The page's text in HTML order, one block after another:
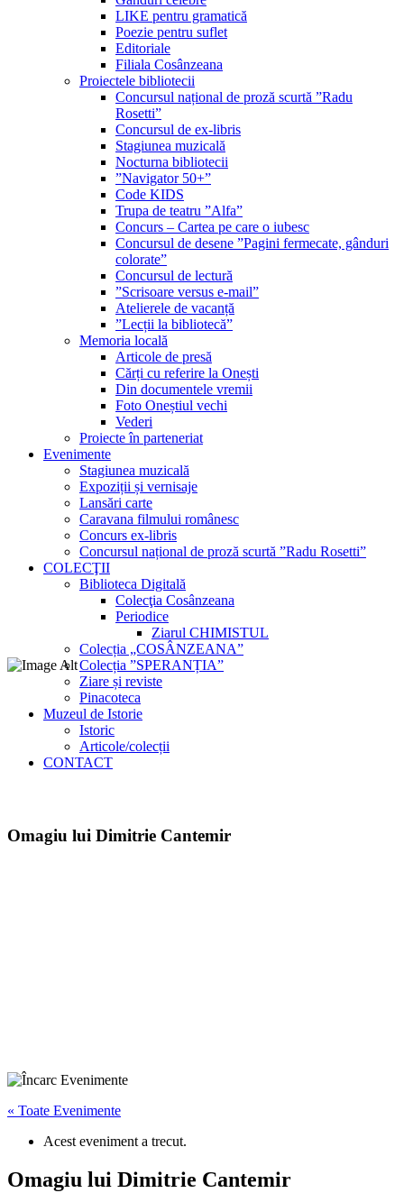
LIKE pentru gramatică
Poezie pentru suflet
Editoriale
Filiala Cosânzeana
Proiectele bibliotecii
Concursul național de proză scurtă ”Radu
Rosetti”
Concursul de ex-libris
Stagiunea muzicală
Nocturna bibliotecii
”Navigator 50+”
Code KIDS
Trupa de teatru ”Alfa”
Concurs – Cartea pe care o iubesc
Concursul de desene ”Pagini fermecate, gânduri
colorate”
Concursul de lectură
”Scrisoare versus e-mail”
Atelierele de vacanță
”Lecții la bibliotecă”
Memoria locală
Articole de presă
Cărți cu referire la Onești
Din documentele vremii
Foto Oneștiul vechi
Vederi
Proiecte în parteneriat
Evenimente
Stagiunea muzicală
Expoziții și vernisaje
Lansări carte
Caravana filmului românesc
Concurs ex-libris
Concursul național de proză scurtă ”Radu Rosetti”
COLECŢII
Biblioteca Digitală
Colecţia Cosânzeana
Periodice
Ziarul CHIMISTUL
Colecția „COSÂNZEANA”
Colecția ”SPERANȚIA”
Ziare și reviste
Pinacoteca
Muzeul de Istorie
Istoric
Articole/colecții
CONTACT
Omagiu lui Dimitrie Cantemir
« Toate Evenimente
Acest eveniment a trecut.
Omagiu lui Dimitrie Cantemir